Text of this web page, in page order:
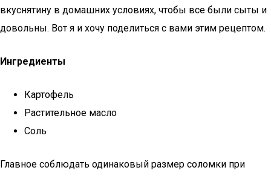
вкуснятину в домашних условиях, чтобы все были сыты и
довольны. Вот я и хочу поделиться с вами этим рецептом.
Ингредиенты
Картофель
Растительное масло
Соль
Главное соблюдать одинаковый размер соломки при